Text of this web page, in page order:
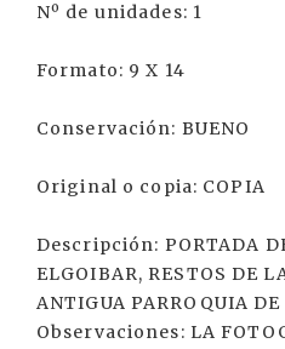
Nº de unidades: 1
Formato: 9 X 14
Conservación: BUENO
Original o copia: COPIA
Descripción: PORTADA
ELGOIBAR, RESTOS DE
ANTIGUA PARROQUIA
Observaciones: LA